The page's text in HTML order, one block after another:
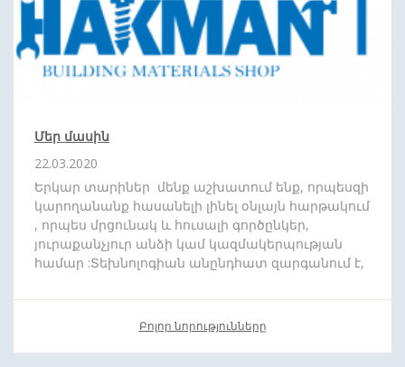
Մեր մասին
22.03.2020
Երկար տարիներ մենք աշխատում ենք, որպեսզի
կարողանանք հասանելի լինել օնլայն հարթակում
, որպես մրցունակ և հուսալի գործընկեր,
յուրաքանչյուր անձի կամ կազմակերպության
համար :Տեխնոլոգիան անընդհատ զարգանում է,
Մեր նպատակն է որ ձեզ հասանելի դարձնենք
յուրաքանչյուր ապրանքատեսականի : Մեր թիմը
սիրով պատրաստ է
անվճար արագ
գնովմատակարարել ձեր նախընտրած
Բոլոր նորությունները